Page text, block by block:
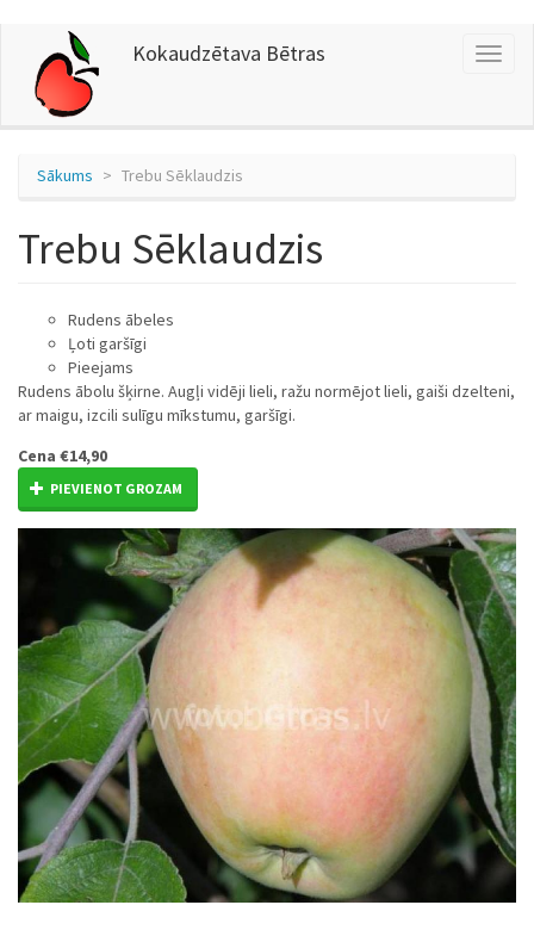
galveno
saturu
Kokaudzētava Bētras
Sākums Trebu Sēklaudzis
Trebu Sēklaudzis
Rudens ābeles
Ļoti garšīgi
Pieejams
Rudens ābolu šķirne. Augļi vidēji lieli, ražu normējot lieli, gaiši dzelteni,
ar maigu, izcili sulīgu mīkstumu, garšīgi.
Cena €14,90
PIEVIENOT GROZAM